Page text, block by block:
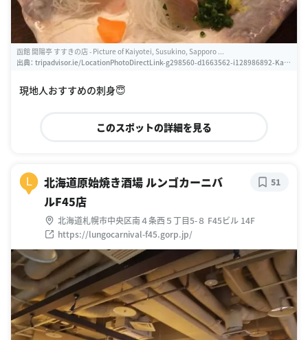
函館 開陽亭 すすきの店 - Picture of Kaiyotei, Susukino, Sapporo ...
出典： tripadvisor.ie/LocationPhotoDirectLink-g298560-d1663562-i128986892-Kaiy
現地人おすすめの刺身😇
このスポットの詳細を見る
L
北海道原始焼き酒場 ルンゴカーニバ
ルF45店
北海道札幌市中央区南４条西５丁目5-８ F45ビル 14F
https://lungocarnival-f45.gorp.jp/
51